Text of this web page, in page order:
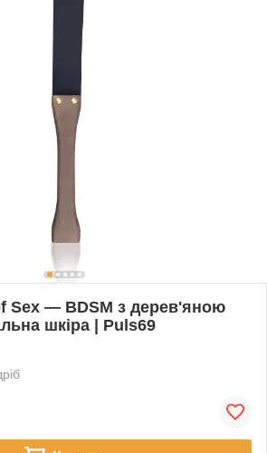
Sex — BDSM з дерев'яною
шкіра | Puls69